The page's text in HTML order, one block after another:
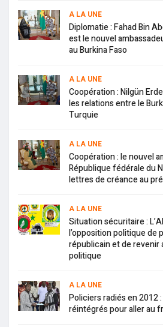
A LA UNE
Diplomatie : Fahad Bin
est le nouvel
au Burkina Faso
A LA UNE
Coopération : Nilgün
les relations entre le
Turquie
A LA UNE
Coopération : le nouvel
République fédérale du
lettres de créance au
A LA UNE
Situation sécuritaire :
l’opposition politique de
républicain et de revenir
politique
A LA UNE
Policiers radiés en 2012
réintégrés pour aller au